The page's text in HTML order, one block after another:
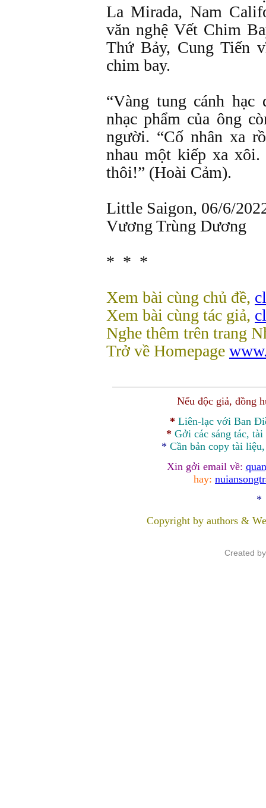
La Mirada, Nam
văn nghệ Vết Chim
Thứ Bảy, Cung Tiến
chim bay.
“Vàng tung cánh
nhạc phẩm của ông
người. “Cố nhân xa
nhau một kiếp xa
thôi!” (Hoài Cảm).
Little Saigon, 06/6/
Vương Trùng Dương
* * *
Xem bài cùng chủ đề,
Xem bài cùng tác giả,
Nghe thêm trên trang
Trở về Homepage
Nếu độc giả, đồng
* Liên-lạc với Ban
* Gởi các sáng tác,
* Cần bản copy tài
Xin gởi email về:
hay:
*
Copyright by authors &
Created